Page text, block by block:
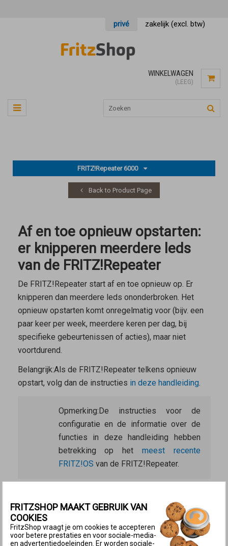
privé zakelijk (excl. btw)
WINKELWAGEN
(LEEG)
FRITZ!Repeater 6000
Back to Product Page
Af en toe opnieuw opstarten:
er knipperen meerdere leds
van de FRITZ!Repeater
De FRITZ!Repeater start af en toe opnieuw op. Er
knipperen dan meerdere leds ononderbroken. Het
opnieuw opstarten komt onregelmatig voor (bijv. een
paar keer per week, meerdere keren per dag, bij
specifieke gebeurtenissen of acties), maar niet
voortdurend.
Belangrijk:Als de FRITZ!Repeater telkens opnieuw
opstart, volg dan de instructies in deze handleiding.
Opmerking: De instructies voor de
configuratie en de informatie over de
functies in deze handleiding hebben
betrekking op het meest recente
FRITZ!OS van de FRITZ!Repeater.
Controleer na elke stap of het probleem is opgelost.
1 Meest recente FRITZ!OS installeren
Installeer op de FRITZ!Repeater het
meest recente
FRITZSHOP MAAKT GEBRUIK VAN
COOKIES
FritzShop vraagt je om cookies te accepteren
voor betere prestaties en voor sociale-media-
en advertentiedoeleinden. Er worden sociale-